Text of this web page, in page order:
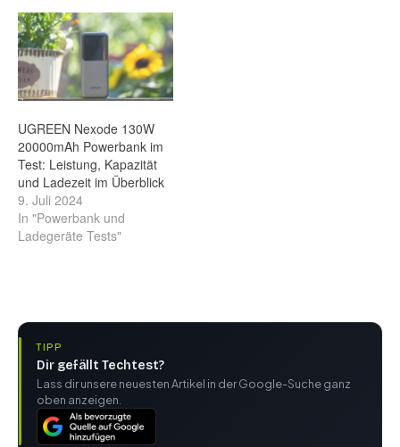
UGREEN Nexode 130W
20000mAh Powerbank im
Test: Leistung, Kapazität
und Ladezeit im Überblick
9. Juli 2024
In "Powerbank und
Ladegeräte Tests"
TIPP
Dir gefällt Techtest?
Lass dir unsere neuesten Artikel in der Google-Suche ganz
oben anzeigen.